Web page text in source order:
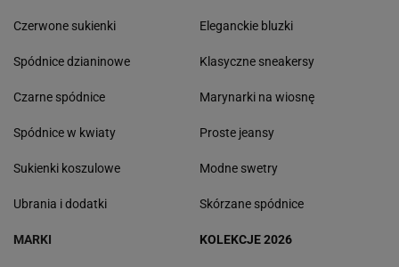
Czerwone sukienki
Spódnice dzianinowe
Czarne spódnice
Spódnice w kwiaty
Sukienki koszulowe
Ubrania i dodatki
Eleganckie bluzki
Klasyczne sneakersy
Marynarki na wiosnę
Proste jeansy
Modne swetry
Skórzane spódnice
MARKI KOLEKCJE 2026